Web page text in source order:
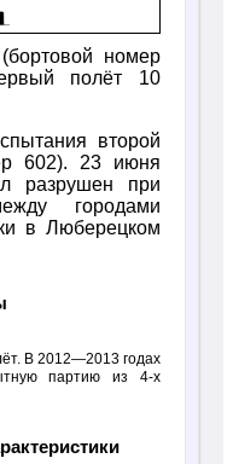
номер
полёт 10
второй
602). 23 июня
разрушен при
городами
в Люберецком
В 2012—2013 годах
партию из 4-х